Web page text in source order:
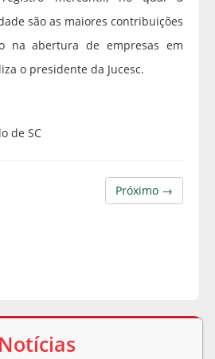
são as maiores contribuições
na abertura de empresas em
o presidente da Jucesc.
de SC
Próximo →
Notícias